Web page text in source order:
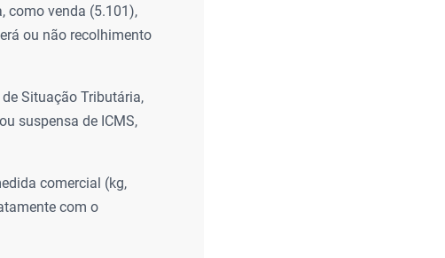
como venda (5.101),
ou não recolhimento
Situação Tributária,
suspensa de ICMS,
comercial (kg,
com o